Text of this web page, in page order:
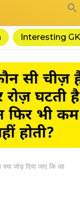
Interesting GK
जोड़ दिया जाए कि वह